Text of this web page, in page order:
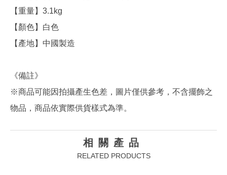
【重量】3.1kg
【顏色】白色
【產地】中國製造
《備註》
※商品可能因拍攝產生色差，圖片僅供參考，不含擺飾之
物品，商品依實際供貨樣式為準。
相關產品
RELATED PRODUCTS